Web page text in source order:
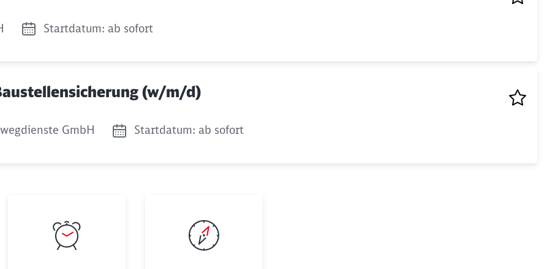
Startdatum: ab sofort
(w/m/d)
GmbH Startdatum: ab sofort